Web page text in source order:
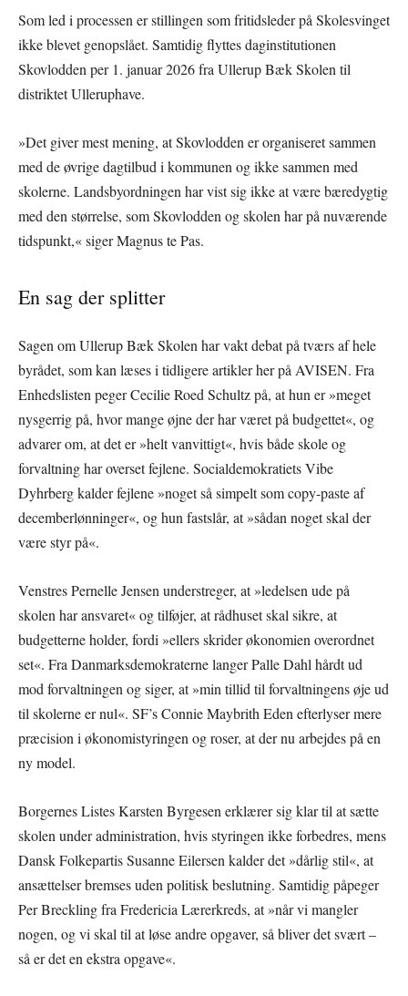
Som led i processen er stillingen som fritidsleder på Skolesvinget
ikke blevet genopslået. Samtidig flyttes daginstitutionen
Skovlodden per 1. januar 2026 fra Ullerup Bæk Skolen til
distriktet Ulleruphave.
»Det giver mest mening, at Skovlodden er organiseret sammen
med de øvrige dagtilbud i kommunen og ikke sammen med
skolerne. Landsbyordningen har vist sig ikke at være bæredygtig
med den størrelse, som Skovlodden og skolen har på nuværende
tidspunkt,« siger Magnus te Pas.
En sag der splitter
Sagen om Ullerup Bæk Skolen har vakt debat på tværs af hele
byrådet, som kan læses i tidligere artikler her på AVISEN. Fra
Enhedslisten peger Cecilie Roed Schultz på, at hun er »meget
nysgerrig på, hvor mange øjne der har været på budgettet«, og
advarer om, at det er »helt vanvittigt«, hvis både skole og
forvaltning har overset fejlene. Socialdemokratiets Vibe
Dyhrberg kalder fejlene »noget så simpelt som copy-paste af
decemberlønninger«, og hun fastslår, at »sådan noget skal der
være styr på«.
Venstres Pernelle Jensen understreger, at »ledelsen ude på
skolen har ansvaret« og tilføjer, at rådhuset skal sikre, at
budgetterne holder, fordi »ellers skrider økonomien overordnet
set«. Fra Danmarksdemokraterne langer Palle Dahl hårdt ud
mod forvaltningen og siger, at »min tillid til forvaltningens øje ud
til skolerne er nul«. SF’s Connie Maybrith Eden efterlyser mere
præcision i økonomistyringen og roser, at der nu arbejdes på en
ny model.
Borgernes Listes Karsten Byrgesen erklærer sig klar til at sætte
skolen under administration, hvis styringen ikke forbedres, mens
Dansk Folkepartis Susanne Eilersen kalder det »dårlig stil«, at
ansættelser bremses uden politisk beslutning. Samtidig påpeger
Per Breckling fra Fredericia Lærerkreds, at »når vi mangler
nogen, og vi skal til at løse andre opgaver, så bliver det svært –
så er det en ekstra opgave«.